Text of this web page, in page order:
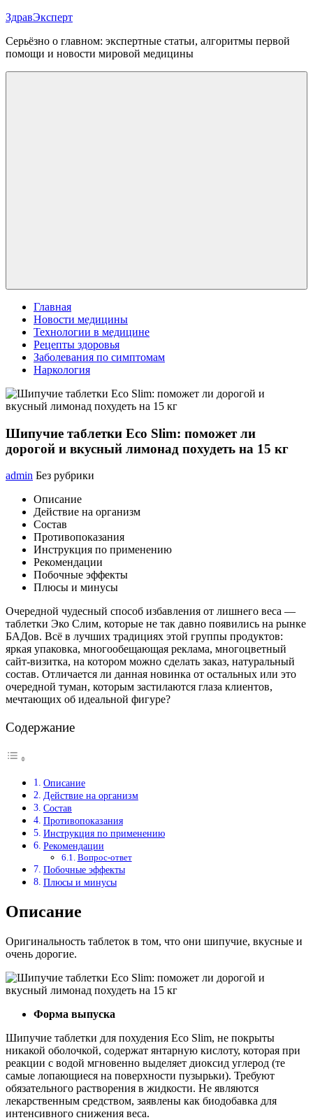
Перейти
содержимому
ЗдравЭксперт
Серьёзно о главном: экспертные статьи, алгоритмы первой
помощи и новости мировой медицины
Главная
Новости медицины
Технологии в медицине
Рецепты здоровья
Заболевания по симптомам
Наркология
Шипучие таблетки Eco Slim: поможет ли
дорогой и вкусный лимонад похудеть на 15 кг
admin Без рубрики
Описание
Действие на организм
Состав
Противопоказания
Инструкция по применению
Рекомендации
Побочные эффекты
Плюсы и минусы
Очередной чудесный способ избавления от лишнего веса —
таблетки Эко Слим, которые не так давно появились на рынке
БАДов. Всё в лучших традициях этой группы продуктов:
яркая упаковка, многообещающая реклама, многоцветный
сайт-визитка, на котором можно сделать заказ, натуральный
состав. Отличается ли данная новинка от остальных или это
очередной туман, которым застилаются глаза клиентов,
мечтающих об идеальной фигуре?
Содержание
Описание
Действие на организм
Состав
Противопоказания
Инструкция по применению
Рекомендации
Вопрос-ответ
Побочные эффекты
Плюсы и минусы
Описание
Оригинальность таблеток в том, что они шипучие, вкусные и
очень дорогие.
Форма выпуска
Шипучие таблетки для похудения Eco Slim, не покрыты
никакой оболочкой, содержат янтарную кислоту, которая при
реакции с водой мгновенно выделяет диоксид углерод (те
самые лопающиеся на поверхности пузырьки). Требуют
обязательного растворения в жидкости. Не являются
лекарственным средством, заявлены как биодобавка для
интенсивного снижения веса.